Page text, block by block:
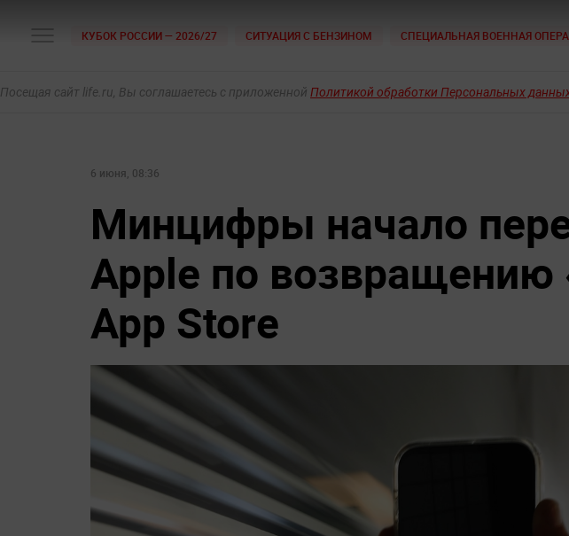
КУБОК РОССИИ — 2026/27 СИТУАЦИЯ С БЕНЗИНОМ СПЕЦИАЛЬНАЯ ВОЕННАЯ
Посещая сайт life.ru, Вы соглашаетесь с приложенной Политикой обработки Персональных
6 июня, 08:36
Минцифры начало
Apple по возвращению
App Store